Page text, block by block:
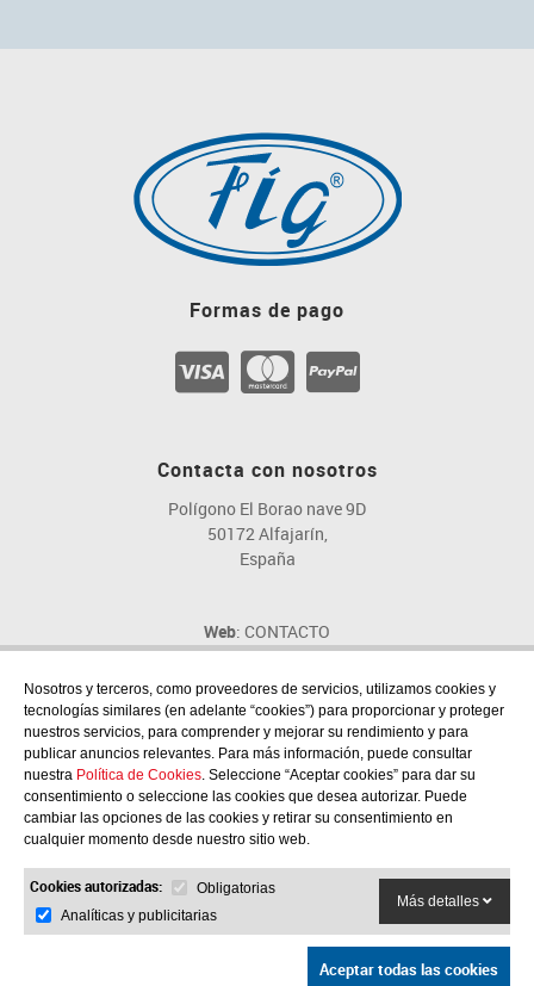
Formas de pago
Contacta con nosotros
Polígono El Borao nave 9D
50172 Alfajarín,
España
Web: CONTACTO
Email: fig@fig.es
Teléfono: 976 107 046
Síguenos en las redes sociales
Nosotros y terceros, como proveedores de servicios, utilizamos cookies y
tecnologías similares (en adelante “cookies”) para proporcionar y proteger
nuestros servicios, para comprender y mejorar su rendimiento y para
publicar anuncios relevantes. Para más información, puede consultar
nuestra Política de Cookies. Seleccione “Aceptar cookies” para dar su
consentimiento o seleccione las cookies que desea autorizar. Puede
cambiar las opciones de las cookies y retirar su consentimiento en
cualquier momento desde nuestro sitio web.
Cookies autorizadas:
Obligatorias
Analíticas y publicitarias
Más detalles
Aceptar todas las cookies